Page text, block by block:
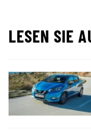
LESEN SIE